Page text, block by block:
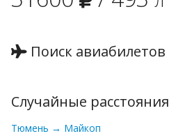
Поиск авиабилетов
Случайные расстояния
Тюмень → Майкоп